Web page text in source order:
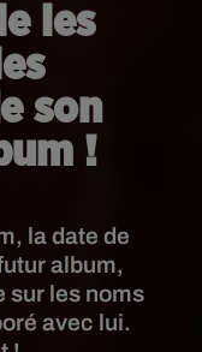
les
son
!
la date de
album,
sur les noms
avec lui.